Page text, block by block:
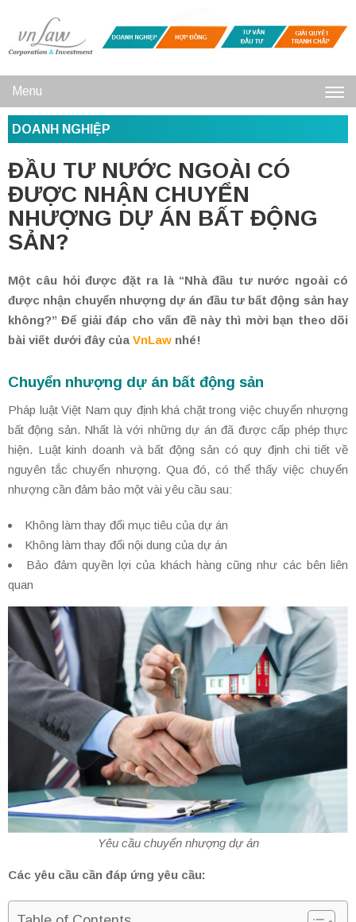
Menu
DOANH NGHIỆP
ĐẦU TƯ NƯỚC NGOÀI CÓ
ĐƯỢC NHẬN CHUYỂN
NHƯỢNG DỰ ÁN BẤT ĐỘNG
SẢN?
Một câu hỏi được đặt ra là “Nhà đầu tư nước ngoài có
được nhận chuyển nhượng dự án đầu tư bất động sản hay
không?” Để giải đáp cho vấn đề này thì mời bạn theo dõi
bài viết dưới đây của VnLaw nhé!
Chuyển nhượng dự án bất động sản
Pháp luật Việt Nam quy định khá chặt trong việc chuyển nhượng
bất động sản. Nhất là với những dự án đã được cấp phép thực
hiện. Luật kinh doanh và bất động sản có quy định chi tiết về
nguyên tắc chuyển nhượng. Qua đó, có thể thấy việc chuyển
nhượng cần đảm bảo một vài yêu cầu sau:
Không làm thay đổi mục tiêu của dự án
Không làm thay đổi nội dung của dự án
Bảo đảm quyền lợi của khách hàng cũng như các bên liên
quan
Yêu cầu chuyển nhượng dự án
Các yêu cầu cần đáp ứng yêu cầu: